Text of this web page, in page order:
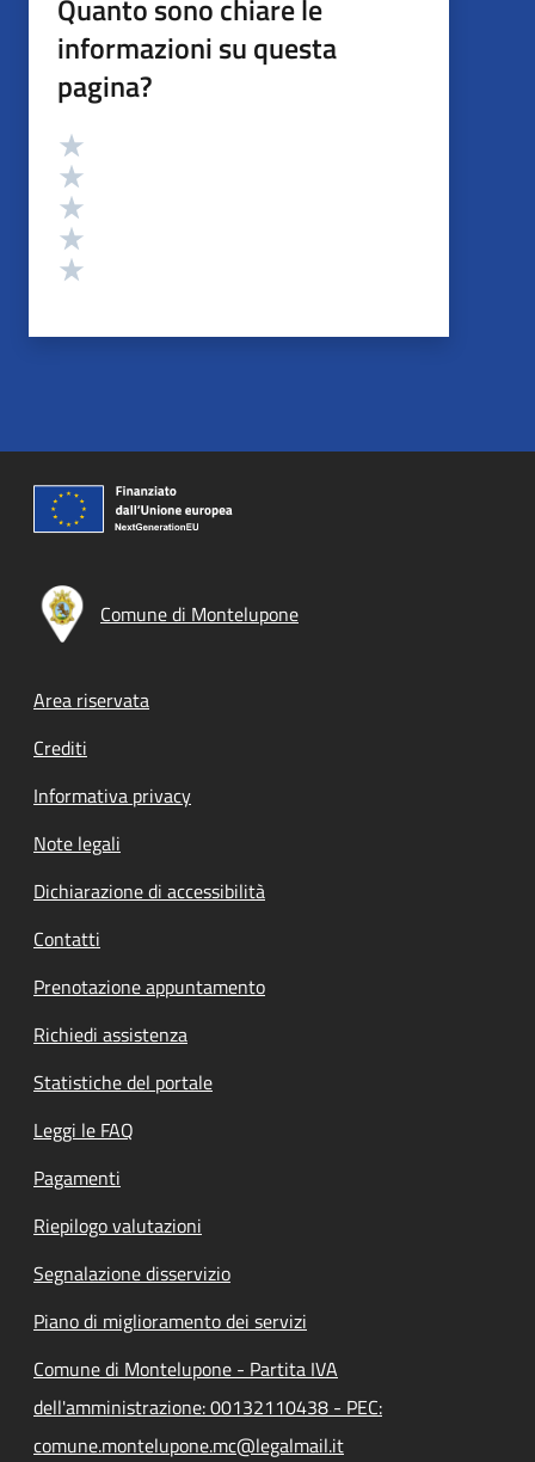
Quanto sono chiare le
informazioni su questa
pagina?
Valutazione
Comune di Montelupone
Footer menu
Area riservata
Crediti
Informativa privacy
Note legali
Dichiarazione di accessibilità
Contatti
Prenotazione appuntamento
Richiedi assistenza
Statistiche del portale
Leggi le FAQ
Pagamenti
Riepilogo valutazioni
Segnalazione disservizio
Piano di miglioramento dei servizi
Comune di Montelupone - Partita IVA
dell'amministrazione: 00132110438 - PEC:
comune.montelupone.mc@legalmail.it